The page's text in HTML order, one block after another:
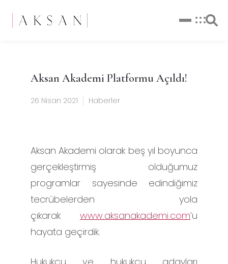
Aksan Akademi Platformu Açıldı!
26 Nisan 2021 Haberler
Aksan Akademi olarak beş yıl boyunca
gerçekleştirmiş olduğumuz
programlar sayesinde edindiğimiz
tecrübelerden yola
çıkarak www.aksanakademi.com’u
hayata geçirdik.